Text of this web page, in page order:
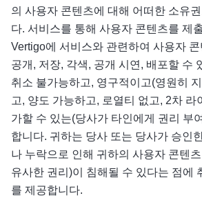
의 사용자 콘텐츠에 대해 어떠한 소유
다. 서비스를 통해 사용자 콘텐츠를 제
Vertigo에 서비스와 관련하여 사용자
공개, 저장, 각색, 공개 시연, 배포할 수
취소 불가능하고, 영구적이고(영원히
고, 양도 가능하고, 로열티 없고, 2차 라
가할 수 있는(당사가 타인에게 권리 부
합니다. 귀하는 당사 또는 당사가 승인
나 누락으로 인해 귀하의 사용자 콘텐
유사한 권리)이 침해될 수 있다는 점에
를 제공합니다.